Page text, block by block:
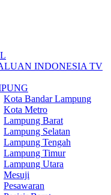
INDONESIA TV
Kota Bandar Lampung
Kota Metro
Lampung Barat
Lampung Selatan
Lampung Tengah
Lampung Timur
Lampung Utara
Mesuji
Pesawaran